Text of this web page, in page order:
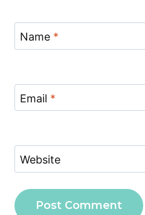
Name *
Email *
Website